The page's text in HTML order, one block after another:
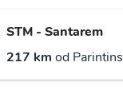
STM - Santarem
217 km od Parintins